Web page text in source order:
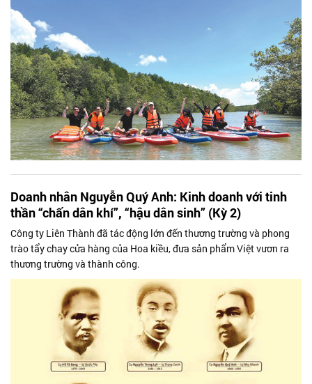
Doanh nhân Nguyễn Quý Anh: Kinh doanh với tinh
thần “chấn dân khí”, “hậu dân sinh” (Kỳ 2)
Công ty Liên Thành đã tác động lớn đến thương trường và phong
trào tẩy chay cửa hàng của Hoa kiều, đưa sản phẩm Việt vươn ra
thương trường và thành công.